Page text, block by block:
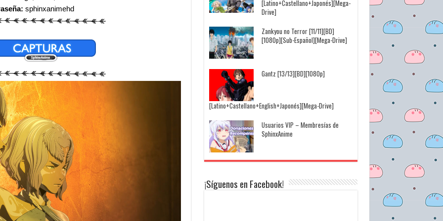
sphinxanimehd
[Latino+Castellano+Japonés][Mega-
Drive]
Zankyou no Terror [11/11][BD]
[1080p][Sub-Español][Mega-Drive]
Gantz [13/13][BD][1080p]
[Latino+Castellano+English+Japonés][Mega-Drive]
Usuarios VIP – Membresías de
SphinxAnime
¡Síguenos en Facebook!